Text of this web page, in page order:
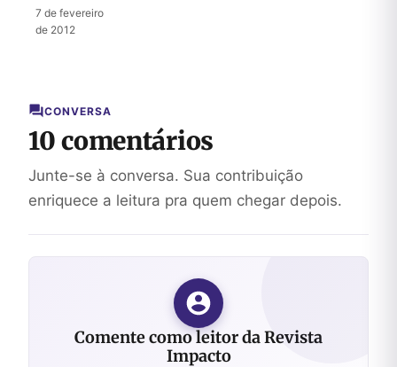
7 de fevereiro
de 2012
CONVERSA
10 comentários
Junte-se à conversa. Sua contribuição
enriquece a leitura pra quem chegar depois.
Comente como leitor da Revista
Impacto